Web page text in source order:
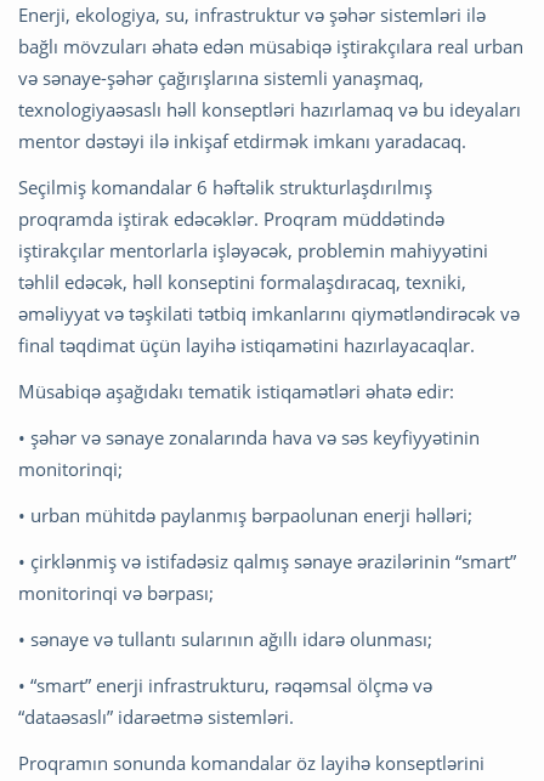
Enerji, ekologiya, su, infrastruktur və şəhər sistemləri ilə
bağlı mövzuları əhatə edən müsabiqə iştirakçılara real urban
və sənaye-şəhər çağırışlarına sistemli yanaşmaq,
texnologiyaəsaslı həll konseptləri hazırlamaq və bu ideyaları
mentor dəstəyi ilə inkişaf etdirmək imkanı yaradacaq.
Seçilmiş komandalar 6 həftəlik strukturlaşdırılmış
proqramda iştirak edəcəklər. Proqram müddətində
iştirakçılar mentorlarla işləyəcək, problemin mahiyyətini
təhlil edəcək, həll konseptini formalaşdıracaq, texniki,
əməliyyat və təşkilati tətbiq imkanlarını qiymətləndirəcək və
final təqdimat üçün layihə istiqamətini hazırlayacaqlar.
Müsabiqə aşağıdakı tematik istiqamətləri əhatə edir:
• şəhər və sənaye zonalarında hava və səs keyfiyyətinin
monitorinqi;
• urban mühitdə paylanmış bərpaolunan enerji həlləri;
• çirklənmiş və istifadəsiz qalmış sənaye ərazilərinin “smart”
monitorinqi və bərpası;
• sənaye və tullantı sularının ağıllı idarə olunması;
• “smart” enerji infrastrukturu, rəqəmsal ölçmə və
“dataəsaslı” idarəetmə sistemləri.
Proqramın sonunda komandalar öz layihə konseptlərini